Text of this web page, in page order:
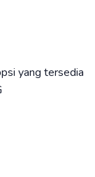
yang tersedia